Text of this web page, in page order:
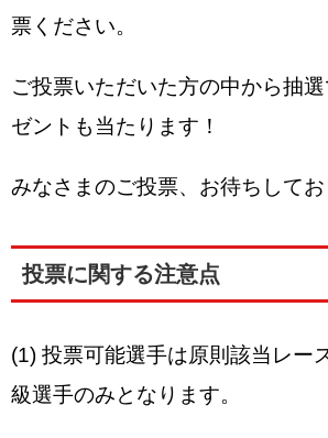
票ください。
ご投票いただいた方の中から抽
ゼントも当たります！
みなさまのご投票、お待ちしてお
投票に関する注意点
(1) 投票可能選手は原則該当レー
級選手のみとなります。